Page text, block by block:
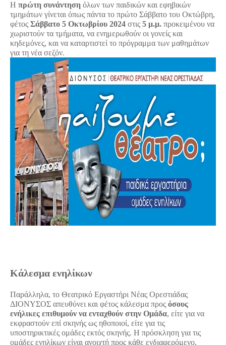
Η πρώτη συνάντηση όλων των παιδικών και εφηβικών
τμημάτων γίνεται όπως πάντα το πρώτο Σάββατο του Οκτώβρη,
φέτος Σάββατο 5 Οκτωβρίου 2024 στις 5 μ.μ. προκειμένου να
χωριστούν τα τμήματα, να ενημερωθούν οι γονείς και
κηδεμόνες, και να καταρτιστεί το πρόγραμμα των μαθημάτων
για τη νέα σεζόν.
Κάλεσμα ενηλίκων
Παράλληλα, το Θεατρικό Εργαστήρι Νέας Ορεστιάδας
ΔΙΟΝΥΣΟΣ απευθύνει και φέτος κάλεσμα προς όσους
ενήλικες επιθυμούν να ενταχθούν στην Ομάδα, είτε για να
εκφραστούν επί σκηνής ως ηθοποιοί, είτε για τις
υποστηρικτικές ομάδες εκτός σκηνής. Η πρόσκληση για τις
ομάδες ενηλίκων είναι ανοιχτή προς κάθε ενδιαφερόμενο,